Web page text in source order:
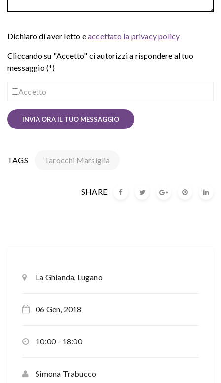
Dichiaro di aver letto eaccettato la privacy policy
Cliccando su "Accetto" ci autorizzi a rispondere al tuo
messaggio (*)
Accetto
TAGS Tarocchi Marsiglia
SHARE
La Ghianda, Lugano
06 Gen, 2018
10:00 - 18:00
Simona Trabucco